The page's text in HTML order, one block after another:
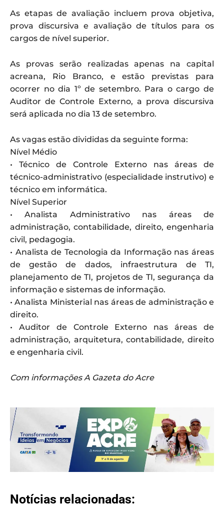
As etapas de avaliação incluem prova objetiva,
prova discursiva e avaliação de títulos para os
cargos de nível superior.
As provas serão realizadas apenas na capital
acreana, Rio Branco, e estão previstas para
ocorrer no dia 1º de setembro. Para o cargo de
Auditor de Controle Externo, a prova discursiva
será aplicada no dia 13 de setembro.
As vagas estão divididas da seguinte forma:
Nível Médio
• Técnico de Controle Externo nas áreas de
técnico-administrativo (especialidade instrutivo) e
técnico em informática.
Nível Superior
• Analista Administrativo nas áreas de
administração, contabilidade, direito, engenharia
civil, pedagogia.
• Analista de Tecnologia da Informação nas áreas
de gestão de dados, infraestrutura de TI,
planejamento de TI, projetos de TI, segurança da
informação e sistemas de informação.
• Analista Ministerial nas áreas de administração e
direito.
• Auditor de Controle Externo nas áreas de
administração, arquitetura, contabilidade, direito
e engenharia civil.
Com informações A Gazeta do Acre
Notícias relacionadas: